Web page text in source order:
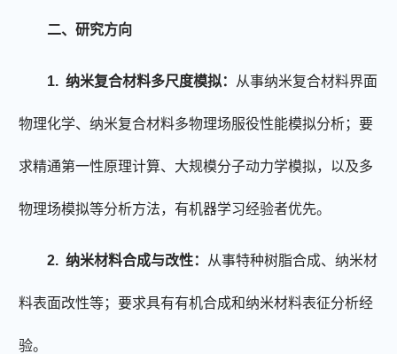
二、研究方向
1. 纳米复合材料多尺度模拟： 从事纳米复合材料界面
物理化学、纳米复合材料多物理场服役性能模拟分析；要
求精通第一性原理计算、大规模分子动力学模拟，以及多
物理场模拟等分析方法，有机器学习经验者优先。
2. 纳米材料合成与改性： 从事特种树脂合成、纳米材
料表面改性等；要求具有有机合成和纳米材料表征分析经
验。